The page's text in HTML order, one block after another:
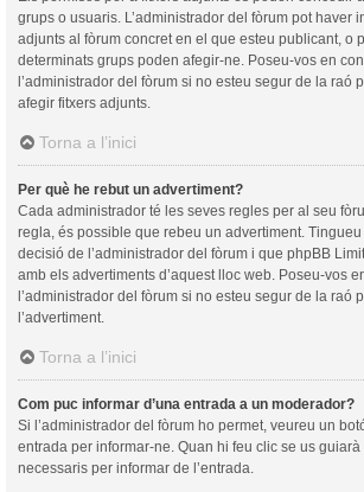
grups o usuaris. L’administrador del fòrum pot haver
adjunts al fòrum concret en el que esteu publicant, o
determinats grups poden afegir-ne. Poseu-vos en
l’administrador del fòrum si no esteu segur de la raó
afegir fitxers adjunts.
Torna a l’inici
Per què he rebut un advertiment?
Cada administrador té les seves regles per al seu
regla, és possible que rebeu un advertiment.
decisió de l’administrador del fòrum i que phpBB
amb els advertiments d’aquest lloc web. Poseu-vos
l’administrador del fòrum si no esteu segur de la raó
l’advertiment.
Torna a l’inici
Com puc informar d’una entrada a un moderador?
Si l’administrador del fòrum ho permet, veureu un
entrada per informar-ne. Quan hi feu clic se us
necessaris per informar de l’entrada.